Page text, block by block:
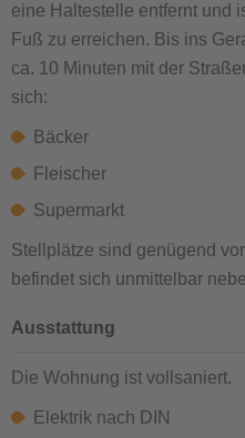
eine Haltestelle entfernt und
Fuß zu erreichen. Bis ins
ca. 10 Minuten mit der
sich:
Bäcker
Fleischer
Supermarkt
Stellplätze sind genügend
befindet sich unmittelbar
Ausstattung
Die Wohnung ist vollsaniert.
Elektrik nach DIN